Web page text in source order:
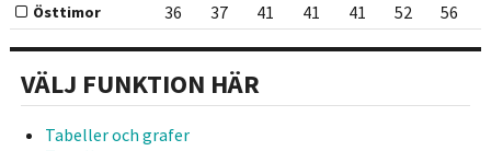
Östtimor 36 37 41 41 41 52 56
VÄLJ FUNKTION HÄR
Tabeller och grafer